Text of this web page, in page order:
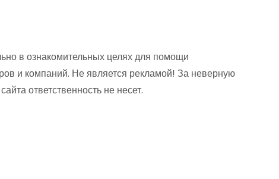
в ознакомительных целях для помощи
и компаний. Не является рекламой! За неверную
ответственность не несет.